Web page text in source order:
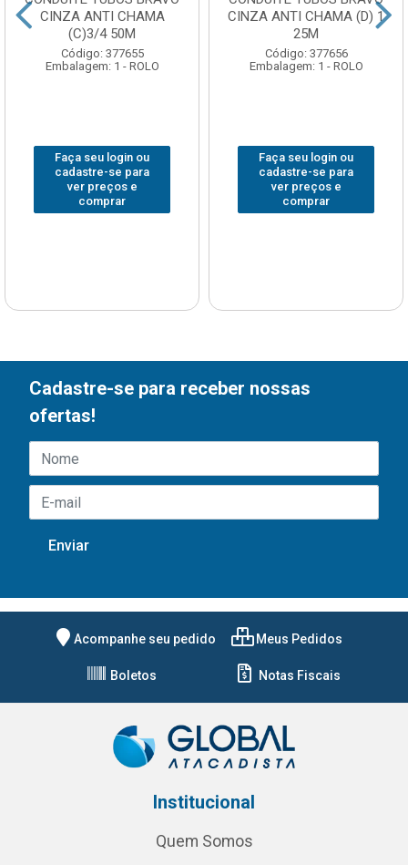
CINZA ANTI CHAMA
(C)3/4 50M
Código: 377655
Embalagem: 1 - ROLO
Faça seu login ou
cadastre-se para
ver preços e
comprar
CINZA ANTI CHAMA (D) 1
25M
Código: 377656
Embalagem: 1 - ROLO
Faça seu login ou
cadastre-se para
ver preços e
comprar
Cadastre-se para receber nossas
ofertas!
Acompanhe seu pedido Meus Pedidos
Boletos Notas Fiscais
Institucional
Quem Somos